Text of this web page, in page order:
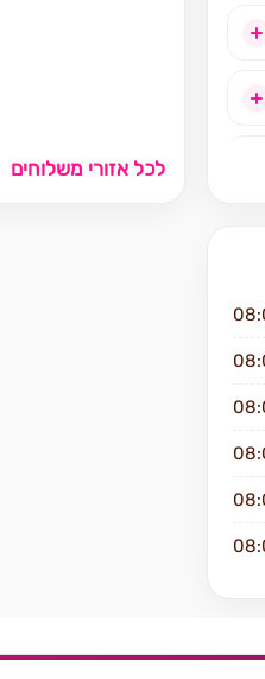
לכל אזורי משלוחים